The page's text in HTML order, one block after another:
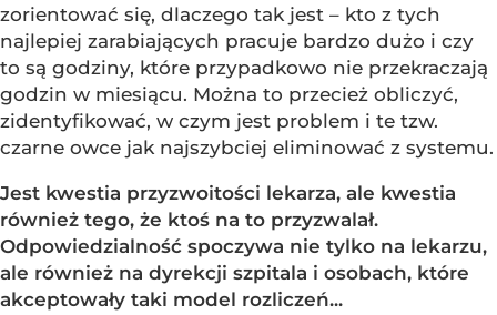
zorientować się, dlaczego tak jest – kto z tych
najlepiej zarabiających pracuje bardzo dużo i czy
to są godziny, które przypadkowo nie przekraczają
godzin w miesiącu. Można to przecież obliczyć,
zidentyfikować, w czym jest problem i te tzw.
czarne owce jak najszybciej eliminować z systemu.
Jest kwestia przyzwoitości lekarza, ale kwestia
również tego, że ktoś na to przyzwalał.
Odpowiedzialność spoczywa nie tylko na lekarzu,
ale również na dyrekcji szpitala i osobach, które
akceptowały taki model rozliczeń...